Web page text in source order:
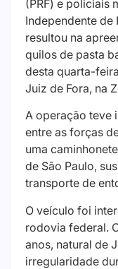
(PRF) e policiais
Independente
resultou na
quilos de pasta
desta quarta-
Juiz de Fora, na
A operação teve
entre as forças
uma
de São Paulo,
transporte de
O veículo foi
rodovia federal.
anos, natural de
irregularidade